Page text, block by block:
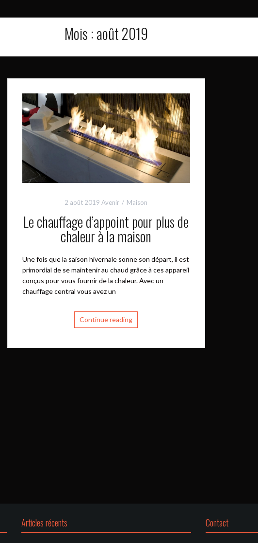
Mois :août 2019
2 août 2019 Avenir Maison
Le chauffage d’appoint pour plus de
chaleur à la maison
Une fois que la saison hivernale sonne son départ, il est
primordial de se maintenir au chaud grâce à ces appareil
conçus pour vous fournir de la chaleur. Avec un
chauffage central vous avez un
Continue reading
Articles récents Contact